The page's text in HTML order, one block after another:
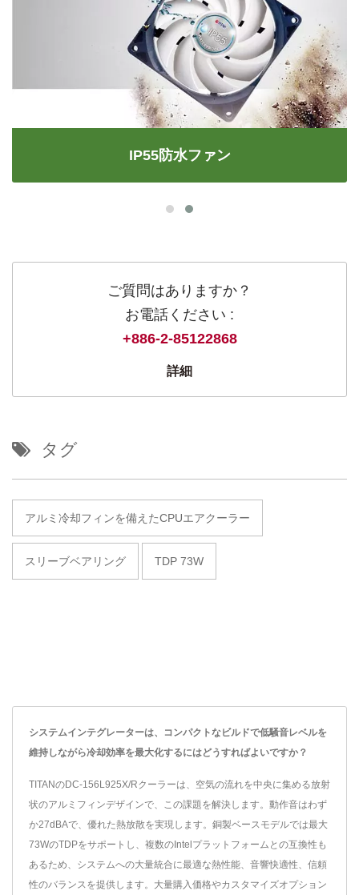
IP55防水ファン
ご質問はありますか？
お電話ください :
+886-2-85122868
詳細
タグ
アルミ冷却フィンを備えたCPUエアクーラー
スリーブベアリング TDP 73W
システムインテグレーターは、コンパクトなビルドで低騒音レベルを
維持しながら冷却効率を最大化するにはどうすればよいですか？
TITANのDC-156L925X/Rクーラーは、空気の流れを中央に集める放射
状のアルミフィンデザインで、この課題を解決します。動作音はわず
か27dBAで、優れた熱放散を実現します。銅製ベースモデルでは最大
73WのTDPをサポートし、複数のIntelプラットフォームとの互換性も
あるため、システムへの大量統合に最適な熱性能、音響快適性、信頼
性のバランスを提供します。大量購入価格やカスタマイズオプション